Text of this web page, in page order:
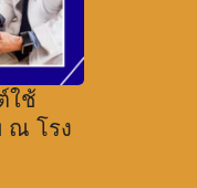
ใช้
ณ โรง